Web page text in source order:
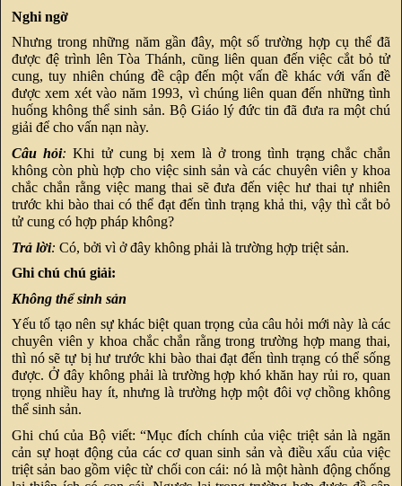
Nghi ngờ
Nhưng trong những năm gần đây, một số trường hợp cụ thể đã
được đệ trình lên Tòa Thánh, cũng liên quan đến việc cắt bỏ tử
cung, tuy nhiên chúng đề cập đến một vấn đề khác với vấn đề
được xem xét vào năm 1993, vì chúng liên quan đến những tình
huống không thể sinh sản. Bộ Giáo lý đức tin đã đưa ra một chú
giải để cho vấn nạn này.
Câu hỏi: Khi tử cung bị xem là ở trong tình trạng chắc chắn
không còn phù hợp cho việc sinh sản và các chuyên viên y khoa
chắc chắn rằng việc mang thai sẽ đưa đến việc hư thai tự nhiên
trước khi bào thai có thể đạt đến tình trạng khả thi, vậy thì cắt bỏ
tử cung có hợp pháp không?
Trả lời: Có, bởi vì ở đây không phải là trường hợp triệt sản.
Ghi chú chú giải:
Không thể sinh sản
Yếu tố tạo nên sự khác biệt quan trọng của câu hỏi mới này là các
chuyên viên y khoa chắc chắn rằng trong trường hợp mang thai,
thì nó sẽ tự bị hư trước khi bào thai đạt đến tình trạng có thể sống
được. Ở đây không phải là trường hợp khó khăn hay rủi ro, quan
trọng nhiều hay ít, nhưng là trường hợp một đôi vợ chồng không
thể sinh sản.
Ghi chú của Bộ viết: “Mục đích chính của việc triệt sản là ngăn
cản sự hoạt động của các cơ quan sinh sản và điều xấu của việc
triệt sản bao gồm việc từ chối con cái: nó là một hành động chống